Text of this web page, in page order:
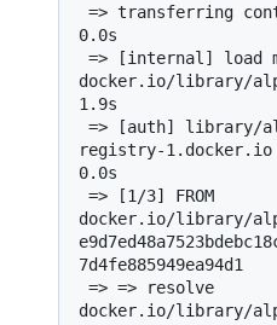
0.0s
docker.io/library/
1.9s
registry-1.docker.io
0.0s
docker.io/library/
docker.io/library/